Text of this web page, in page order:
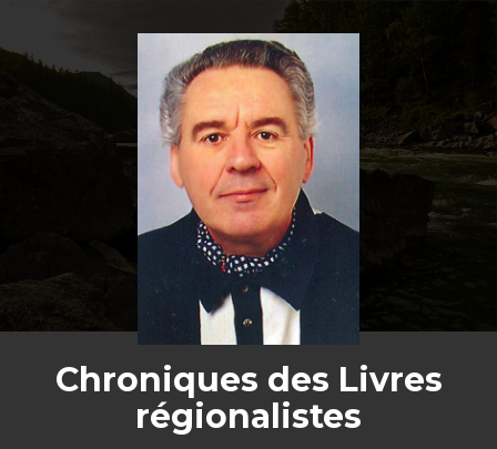
contenu
Chroniques des Livres
régionalistes